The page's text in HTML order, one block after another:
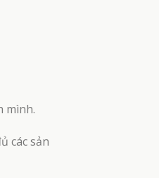
mình.
các sản